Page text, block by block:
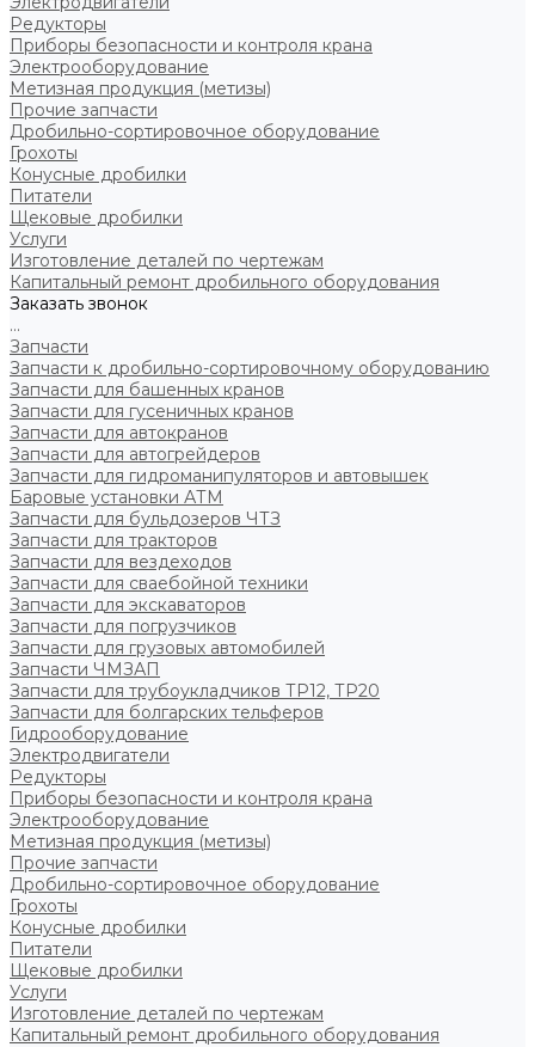
Редукторы
Приборы безопасности и контроля крана
Электрооборудование
Метизная продукция (метизы)
Прочие запчасти
Дробильно-сортировочное оборудование
Грохоты
Конусные дробилки
Питатели
Щековые дробилки
Услуги
Изготовление деталей по чертежам
Капитальный ремонт дробильного оборудования
Заказать звонок
...
Запчасти
Запчасти к дробильно-сортировочному оборудованию
Запчасти для башенных кранов
Запчасти для гусеничных кранов
Запчасти для автокранов
Запчасти для автогрейдеров
Запчасти для гидроманипуляторов и автовышек
Баровые установки АТМ
Запчасти для бульдозеров ЧТЗ
Запчасти для тракторов
Запчасти для вездеходов
Запчасти для сваебойной техники
Запчасти для экскаваторов
Запчасти для погрузчиков
Запчасти для грузовых автомобилей
Запчасти ЧМЗАП
Запчасти для трубоукладчиков ТР12, ТР20
Запчасти для болгарских тельферов
Гидрооборудование
Электродвигатели
Редукторы
Приборы безопасности и контроля крана
Электрооборудование
Метизная продукция (метизы)
Прочие запчасти
Дробильно-сортировочное оборудование
Грохоты
Конусные дробилки
Питатели
Щековые дробилки
Услуги
Изготовление деталей по чертежам
Капитальный ремонт дробильного оборудования